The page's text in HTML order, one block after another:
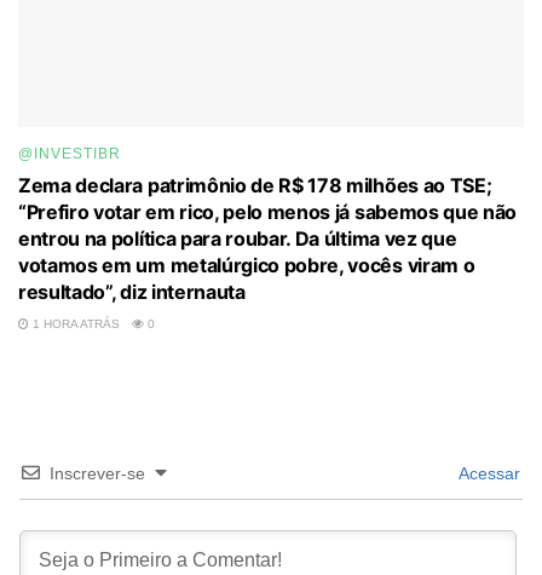
@INVESTIBR
Zema declara patrimônio de R$ 178 milhões ao TSE;
“Prefiro votar em rico, pelo menos já sabemos que não
entrou na política para roubar. Da última vez que
votamos em um metalúrgico pobre, vocês viram o
resultado”, diz internauta
1 HORA ATRÁS 0
Inscrever-se Acessar